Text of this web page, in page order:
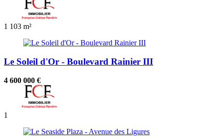
1 103 m²
Le Soleil d'Or - Boulevard Rainier III
4 600 000 €
1